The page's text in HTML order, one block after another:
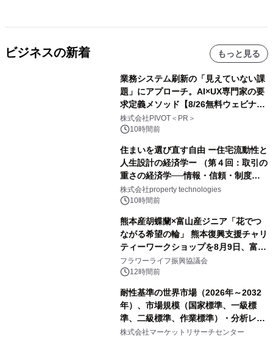
ビジネスの新着 もっと見る
業務システム刷新の「見えていない課
題」にアプローチ。AI×UX専門家の要
求定義メソッド【8/26無料ウェビナ
ー】株式会社PIVOT
株式会社PIVOT＜PR＞
10時間前
住まいを選び直す自由 ー住宅流動性と
人生設計の経済学ー （第４回：取引の
重さの経済学──情報・信頼・制度を
PropTechはどう組み替えるか）｜
PropTech-Lab
株式会社property technologies
10時間前
熊本産胡蝶蘭×富山産ジニア「花でつ
ながる希望の輪」 熊本復興支援チャリ
ティーワークショップを8月9日、富
山・射水で開催
フラワーライフ振興協議会
12時間前
耐性基準の世界市場（2026年～2032
年）、市場規模（国家標準、一級標
準、二級標準、作業標準）・分析レポ
ートを発表
株式会社マーケットリサーチセンター